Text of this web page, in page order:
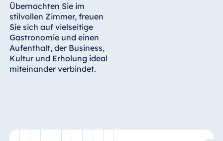
Hotel Würzburg
Ägypten
Übernachten Sie im
stilvollen Zimmer, freuen
Sie sich auf vielseitige
Gastronomie und einen
Aufenthalt, der Business,
Kultur und Erholung ideal
miteinander verbindet.